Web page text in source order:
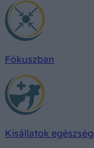
Fókuszban
Kisállatok